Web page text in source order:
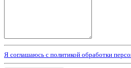
Я соглашаюсь с политикой обработки